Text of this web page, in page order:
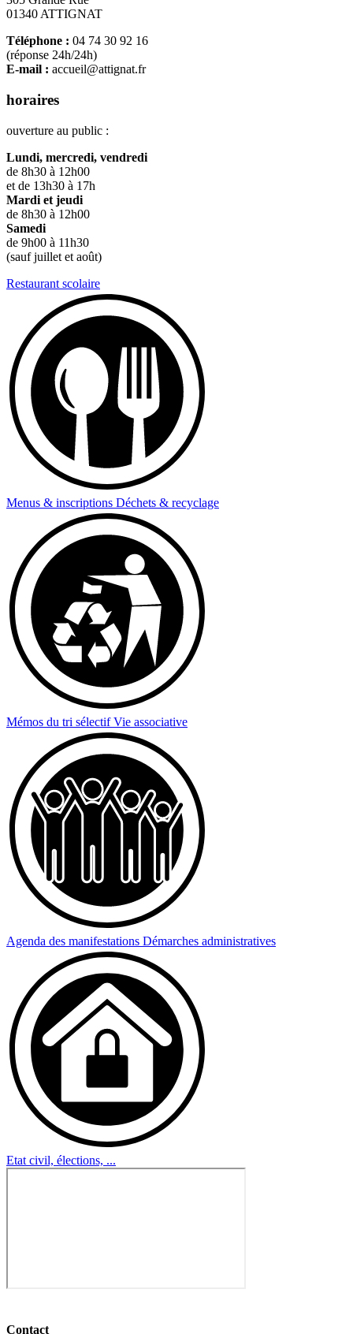
01340 ATTIGNAT
Téléphone : 04 74 30 92 16
(réponse 24h/24h)
E-mail : accueil@attignat.fr
horaires
ouverture au public :
Lundi, mercredi, vendredi
de 8h30 à 12h00
et de 13h30 à 17h
Mardi et jeudi
de 8h30 à 12h00
Samedi
de 9h00 à 11h30
(sauf juillet et août)
Restaurant scolaire
Menus & inscriptions Déchets & recyclage
Mémos du tri sélectif Vie associative
Agenda des manifestations Démarches administratives
Etat civil, élections, ...
Contact